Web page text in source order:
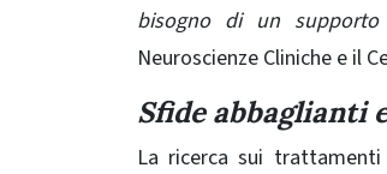
bisogno di un supporto
Neuroscienze Cliniche e il
Sfide abbaglianti
La ricerca sui